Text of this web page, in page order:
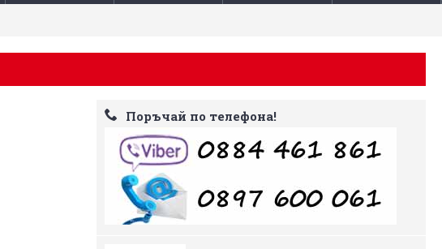
Поръчай по телефона!